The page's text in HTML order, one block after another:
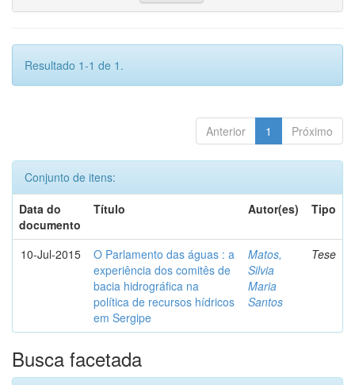
Resultado 1-1 de 1.
Anterior 1 Próximo
Conjunto de itens:
Data do
documento
Título Autor(es) Tipo
10-Jul-2015
O Parlamento das águas : a
experiência dos comitês de
bacia hidrográfica na
política de recursos hídricos
em Sergipe
Matos,
Silvia
Maria
Santos
Tese
Busca facetada